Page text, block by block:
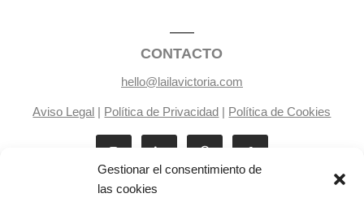
Gestionar el consentimiento de
las cookies
CONTACTO
hello@lailavictoria.com
Aviso Legal | Política de Privacidad | Política de Cookies